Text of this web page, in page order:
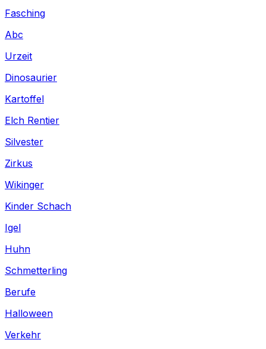
Fasching
Abc
Urzeit
Dinosaurier
Kartoffel
Elch Rentier
Silvester
Zirkus
Wikinger
Kinder Schach
Igel
Huhn
Schmetterling
Berufe
Halloween
Verkehr